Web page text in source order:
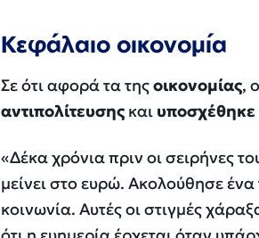
Κεφάλαιο οικονομία
Σε ότι αφορά τα τηςοικονομίας,
αντιπολίτευσης και
«Δέκα χρόνια πριν οι σειρήνες
μείνει στο ευρώ. Ακολούθησε
κοινωνία. Αυτές οι στιγμές